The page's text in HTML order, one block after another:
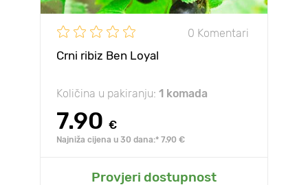
0 Komentari
Crni ribiz Ben Loyal
Količina u pakiranju: 1 komada
7.90 €
Najniža cijena u 30 dana:* 7.90 €
Provjeri dostupnost